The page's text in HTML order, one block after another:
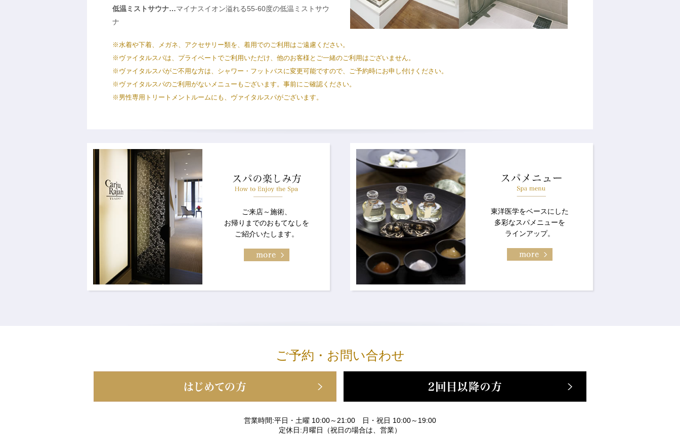
低温ミストサウナ…マイナスイオン溢れる55-60度の低温ミストサウ
ナ
※水着や下着、メガネ、アクセサリー類を、着用でのご利用はご遠慮ください。
※ヴァイタルスパは、プライベートでご利用いただけ、他のお客様とご一緒のご利用はございません。
※ヴァイタルスパがご不用な方は、シャワー・フットバスに変更可能ですので、ご予約時にお申し付けください。
※ヴァイタルスパのご利用がないメニューもございます。事前にご確認ください。
※男性専用トリートメントルームにも、ヴァイタルスパがございます。
ご来店～施術、
お帰りまでのおもてなしを
ご紹介いたします。
東洋医学をベースにした
多彩なスパメニューを
ラインアップ。
ご予約・お問い合わせ
営業時間:平日・土曜 10:00～21:00
日・祝日 10:00～19:00
定休日:月曜日（祝日の場合は、営業）